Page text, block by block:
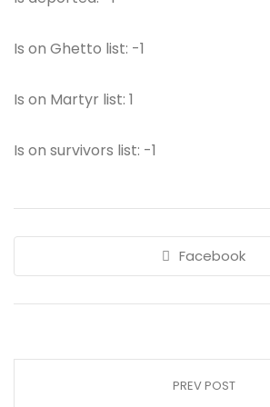
Is on Ghetto list: -1
Is on Martyr list: 1
Is on survivors list: -1
Facebook
PREV POST